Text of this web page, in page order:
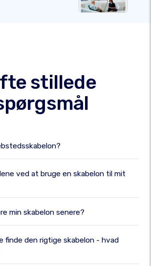
stillede
ved at bruge en skabelon til mit
min skabelon senere?
finde den rigtige skabelon - hvad